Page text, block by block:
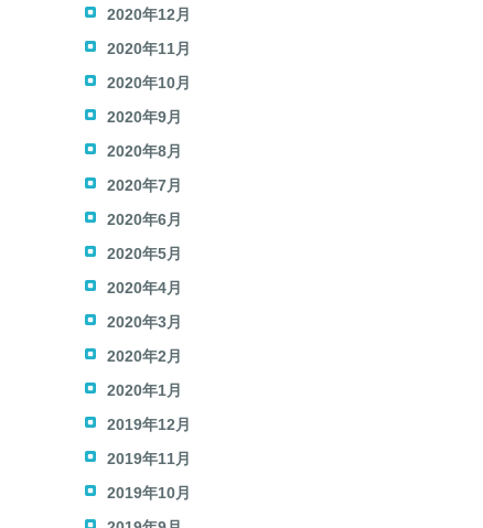
2020年12月
2020年11月
2020年10月
2020年9月
2020年8月
2020年7月
2020年6月
2020年5月
2020年4月
2020年3月
2020年2月
2020年1月
2019年12月
2019年11月
2019年10月